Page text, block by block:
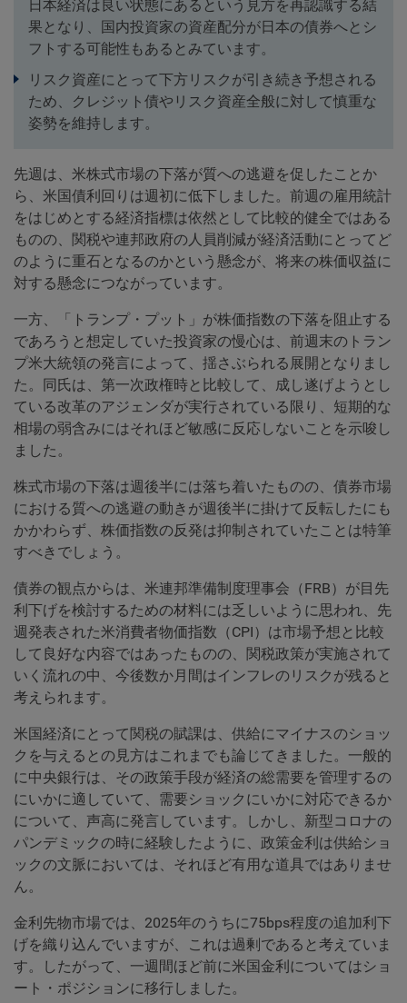
日本経済は良い状態にあるという見方を再認識する結
果となり、国内投資家の資産配分が日本の債券へとシ
フトする可能性もあるとみています。
リスク資産にとって下方リスクが引き続き予想される
ため、クレジット債やリスク資産全般に対して慎重な
姿勢を維持します。
先週は、米株式市場の下落が質への逃避を促したことか
ら、米国債利回りは週初に低下しました。前週の雇用統計
をはじめとする経済指標は依然として比較的健全ではある
ものの、関税や連邦政府の人員削減が経済活動にとってど
のように重石となるのかという懸念が、将来の株価収益に
対する懸念につながっています。
一方、「トランプ・プット」が株価指数の下落を阻止する
であろうと想定していた投資家の慢心は、前週末のトラン
プ米大統領の発言によって、揺さぶられる展開となりまし
た。同氏は、第一次政権時と比較して、成し遂げようとし
ている改革のアジェンダが実行されている限り、短期的な
相場の弱含みにはそれほど敏感に反応しないことを示唆し
ました。
株式市場の下落は週後半には落ち着いたものの、債券市場
における質への逃避の動きが週後半に掛けて反転したにも
かかわらず、株価指数の反発は抑制されていたことは特筆
すべきでしょう。
債券の観点からは、米連邦準備制度理事会（FRB）が目先
利下げを検討するための材料には乏しいように思われ、先
週発表された米消費者物価指数（CPI）は市場予想と比較
して良好な内容ではあったものの、関税政策が実施されて
いく流れの中、今後数か月間はインフレのリスクが残ると
考えられます。
米国経済にとって関税の賦課は、供給にマイナスのショッ
クを与えるとの見方はこれまでも論じてきました。一般的
に中央銀行は、その政策手段が経済の総需要を管理するの
にいかに適していて、需要ショックにいかに対応できるか
について、声高に発言しています。しかし、新型コロナの
パンデミックの時に経験したように、政策金利は供給ショ
ックの文脈においては、それほど有用な道具ではありませ
ん。
金利先物市場では、2025年のうちに75bps程度の追加利下
げを織り込んでいますが、これは過剰であると考えていま
す。したがって、一週間ほど前に米国金利についてはショ
ート・ポジションに移行しました。